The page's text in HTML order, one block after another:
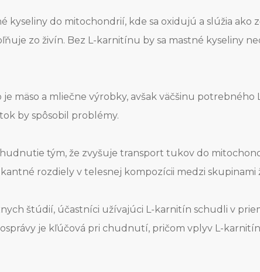
do mitochondrií, kde sa oxidujú a slúžia ako
zo živín. Bez L-karnitínu by sa mastné kyseliny
mäso a mliečne výrobky, avšak väčšinu potrebného
by spôsobil problémy.
tým, že zvyšuje transport tukov do
rozdiely v telesnej kompozícii medzi
štúdií, účastníci užívajúci L-karnitín schudli v
je kľúčová pri chudnutí, pričom vplyv L-